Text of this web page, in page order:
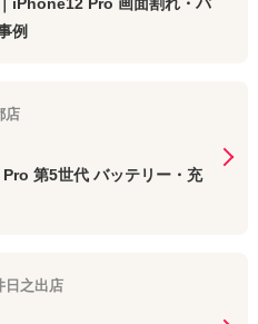
例
店
第5世代 バッテリー・充
日之出店